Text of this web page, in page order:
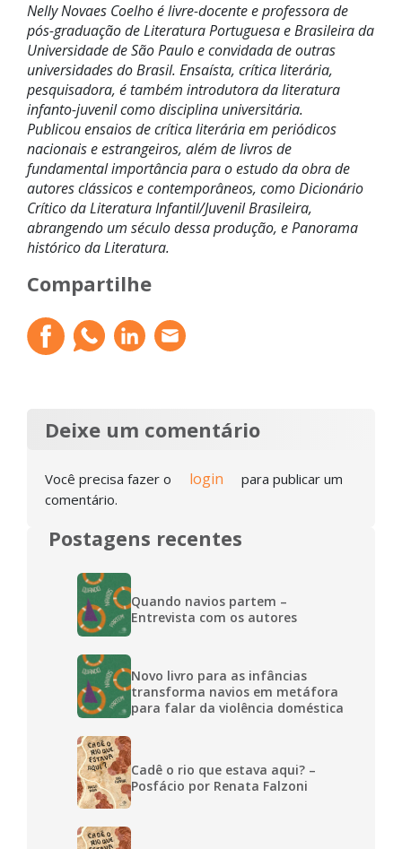
Nelly Novaes Coelho é livre-docente e professora de
pós-graduação de Literatura Portuguesa e Brasileira da
Universidade de São Paulo e convidada de outras
universidades do Brasil. Ensaísta, crítica literária,
pesquisadora, é também introdutora da literatura
infanto-juvenil como disciplina universitária.
Publicou ensaios de crítica literária em periódicos
nacionais e estrangeiros, além de livros de
fundamental importância para o estudo da obra de
autores clássicos e contemporâneos, como Dicionário
Crítico da Literatura Infantil/Juvenil Brasileira,
abrangendo um século dessa produção, e Panorama
histórico da Literatura.
Compartilhe
Deixe um comentário
Você precisa fazer o login
para publicar um
comentário.
Postagens recentes
Quando navios partem –
Entrevista com os autores
Novo livro para as infâncias
transforma navios em metáfora
para falar da violência doméstica
Cadê o rio que estava aqui? –
Posfácio por Renata Falzoni